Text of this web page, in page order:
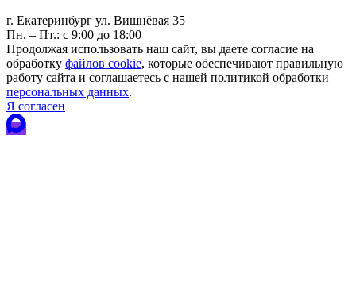
г. Екатеринбург ул. Вишнёвая 35
Пн. – Пт.: с 9:00 до 18:00
Продолжая использовать наш сайт, вы даете согласие на
обработку файлов cookie, которые обеспечивают правильную
работу сайта и соглашаетесь с нашей политикой обработки
персональных данных.
Я согласен